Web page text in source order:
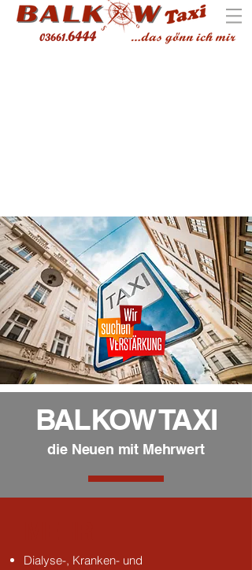
03661.6444
BALKOW TAXI
die Neuen mit Mehrwert
Dialyse-, Kranken- und